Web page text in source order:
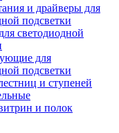
и драйверы для
подсветки
светодиодной
для
подсветки
и ступеней
и полок